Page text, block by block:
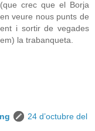
crec que el Borja
veure nous punts de
i sortir de vegades
la trabanqueta.
24 d’octubre del